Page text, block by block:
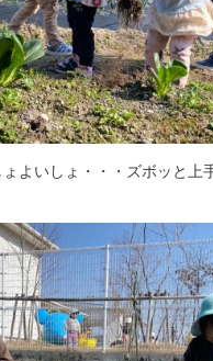
よいしょ・・・ズボッと上